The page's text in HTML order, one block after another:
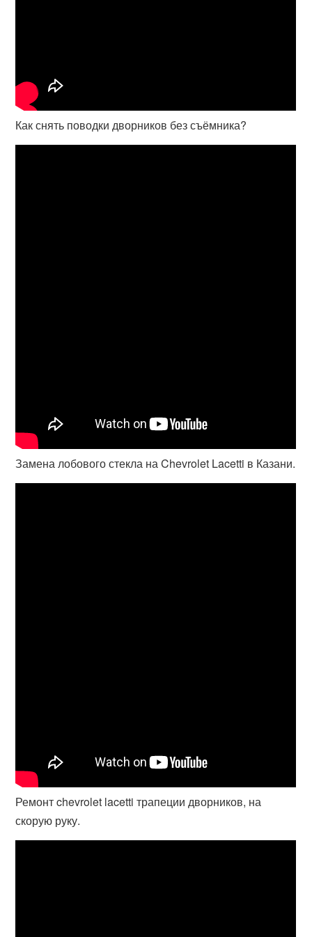
Как снять поводки дворников без съёмника?
Замена лобового стекла на Chevrolet Lacetti в Казани.
Ремонт chevrolet lacetti трапеции дворников, на
скорую руку.